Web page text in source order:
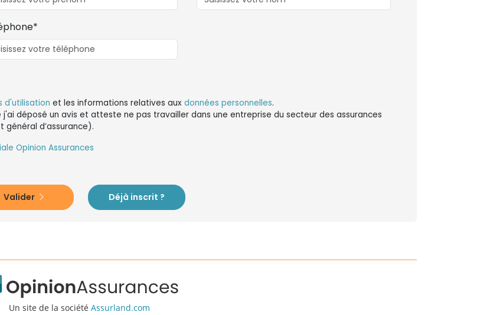
d'utilisation et les informations relatives aux données personnelles.
déposé un avis et atteste ne pas travailler dans une entreprise du secteur des assurances
d’assurance).
Opinion Assurances
Valider Déjà inscrit ?
Un site de la société Assurland.com